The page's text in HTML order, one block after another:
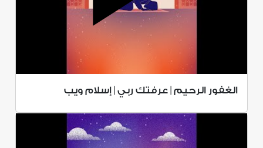
الغفور الرحيم | عرفتك ربي | إسلام ويب